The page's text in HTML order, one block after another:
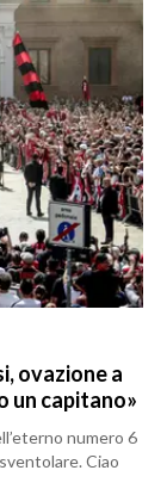
ovazione a
un capitano»
numero 6
Ciao